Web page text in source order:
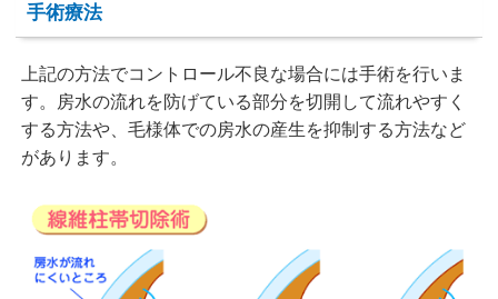
手術療法
上記の方法でコントロール不良な場合には手術を行いま
す。房水の流れを防げている部分を切開して流れやすく
する方法や、毛様体での房水の産生を抑制する方法など
があります。